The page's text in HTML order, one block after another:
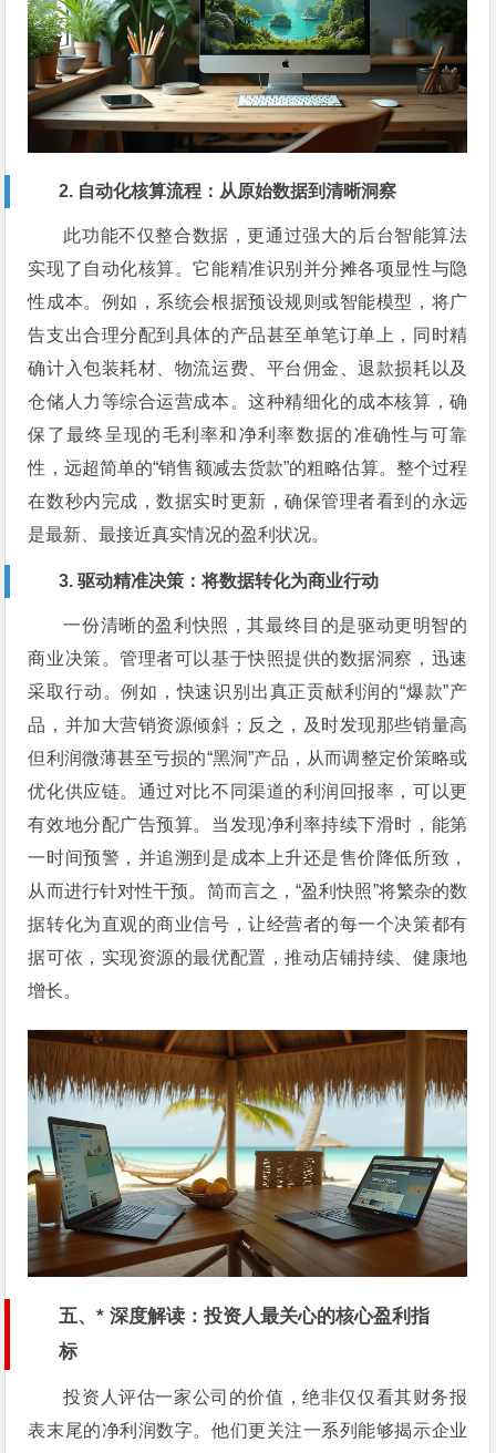
2. 自动化核算流程：从原始数据到清晰洞察
此功能不仅整合数据，更通过强大的后台智能算法
实现了自动化核算。它能精准识别并分摊各项显性与隐
性成本。例如，系统会根据预设规则或智能模型，将广
告支出合理分配到具体的产品甚至单笔订单上，同时精
确计入包装耗材、物流运费、平台佣金、退款损耗以及
仓储人力等综合运营成本。这种精细化的成本核算，确
保了最终呈现的毛利率和净利率数据的准确性与可靠
性，远超简单的“销售额减去货款”的粗略估算。整个过程
在数秒内完成，数据实时更新，确保管理者看到的永远
是最新、最接近真实情况的盈利状况。
3. 驱动精准决策：将数据转化为商业行动
一份清晰的盈利快照，其最终目的是驱动更明智的
商业决策。管理者可以基于快照提供的数据洞察，迅速
采取行动。例如，快速识别出真正贡献利润的“爆款”产
品，并加大营销资源倾斜；反之，及时发现那些销量高
但利润微薄甚至亏损的“黑洞”产品，从而调整定价策略或
优化供应链。通过对比不同渠道的利润回报率，可以更
有效地分配广告预算。当发现净利率持续下滑时，能第
一时间预警，并追溯到是成本上升还是售价降低所致，
从而进行针对性干预。简而言之，“盈利快照”将繁杂的数
据转化为直观的商业信号，让经营者的每一个决策都有
据可依，实现资源的最优配置，推动店铺持续、健康地
增长。
五、* 深度解读：投资人最关心的核心盈利指
标
投资人评估一家公司的价值，绝非仅仅看其财务报
表末尾的净利润数字。他们更关注一系列能够揭示企业